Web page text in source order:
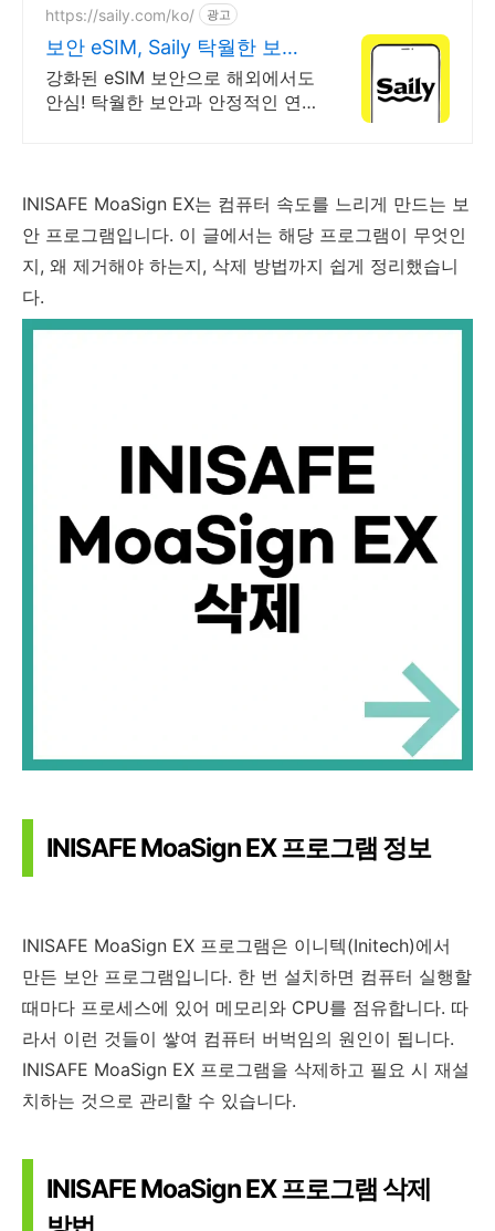
https://saily.com/ko/ 광고
보안 eSIM, Saily 탁월한 보안,
안정적인 연결
강화된 eSIM 보안으로 해외에서도
안심! 탁월한 보안과 안정적인 연
INISAFE MoaSign EX는 컴퓨터 속도를 느리게 만드는 보
안 프로그램입니다. 이 글에서는 해당 프로그램이 무엇인
지, 왜 제거해야 하는지, 삭제 방법까지 쉽게 정리했습니
다.
INISAFE MoaSign EX 프로그램 정보
INISAFE MoaSign EX 프로그램은 이니텍(Initech)에서
만든 보안 프로그램입니다. 한 번 설치하면 컴퓨터 실행할
때마다 프로세스에 있어 메모리와 CPU를 점유합니다. 따
라서 이런 것들이 쌓여 컴퓨터 버벅임의 원인이 됩니다.
INISAFE MoaSign EX 프로그램을 삭제하고 필요 시 재설
치하는 것으로 관리할 수 있습니다.
INISAFE MoaSign EX 프로그램 삭제